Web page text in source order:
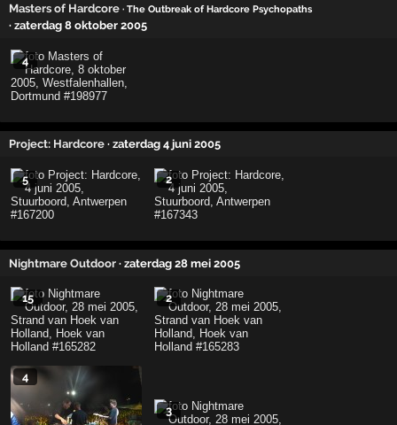
Masters of Hardcore · The Outbreak of Hardcore Psychopaths
· zaterdag 8 oktober 2005
4
Project: Hardcore · zaterdag 4 juni 2005
5 2
Nightmare Outdoor · zaterdag 28 mei 2005
15 2
4
3